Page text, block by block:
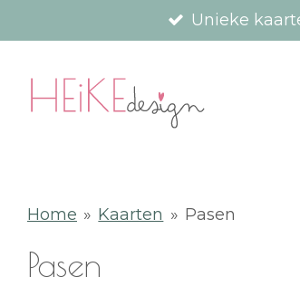
direct
hoofdinhoud
Unieke
Home » Kaarten » Pasen
Pasen